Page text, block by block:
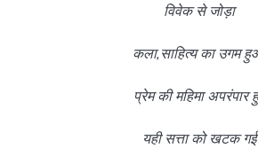
विवेक से जोड़ा
कला,साहित्य का उगम
प्रेम की महिमा अपरंपार
यही सत्ता को खटक गई